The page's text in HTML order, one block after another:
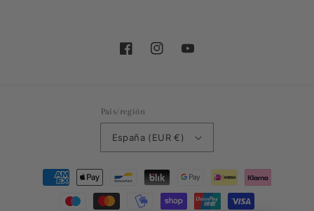
FacebookInstagramYouTube
País/región
España (EUR €)
Formas